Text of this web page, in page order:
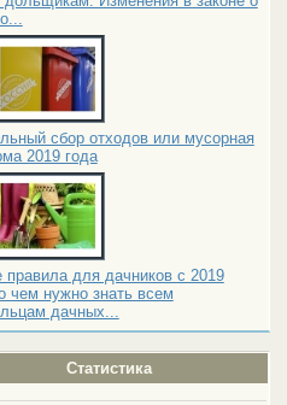
сбор отходов или мусорная
2019 года
правила для дачников с 2019
чем нужно знать всем
дачных...
Статистика